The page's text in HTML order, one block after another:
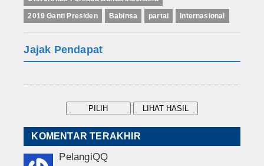
2019 Ganti Presiden Babinsa partai Internasional
Jajak Pendapat
KOMENTAR TERAKHIR
PelangiQQ